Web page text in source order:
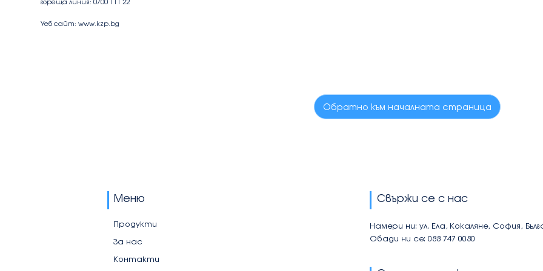
гореща линия: 0700 111 22
Уеб сайт:www.kzp.bg
Обратно към началната страница
Меню
Продукти
За нас
Контакти
Свържи се с нас
Намери ни: ул. Ела, Кокаляне, София,
Обади ни се: 088 747 0080